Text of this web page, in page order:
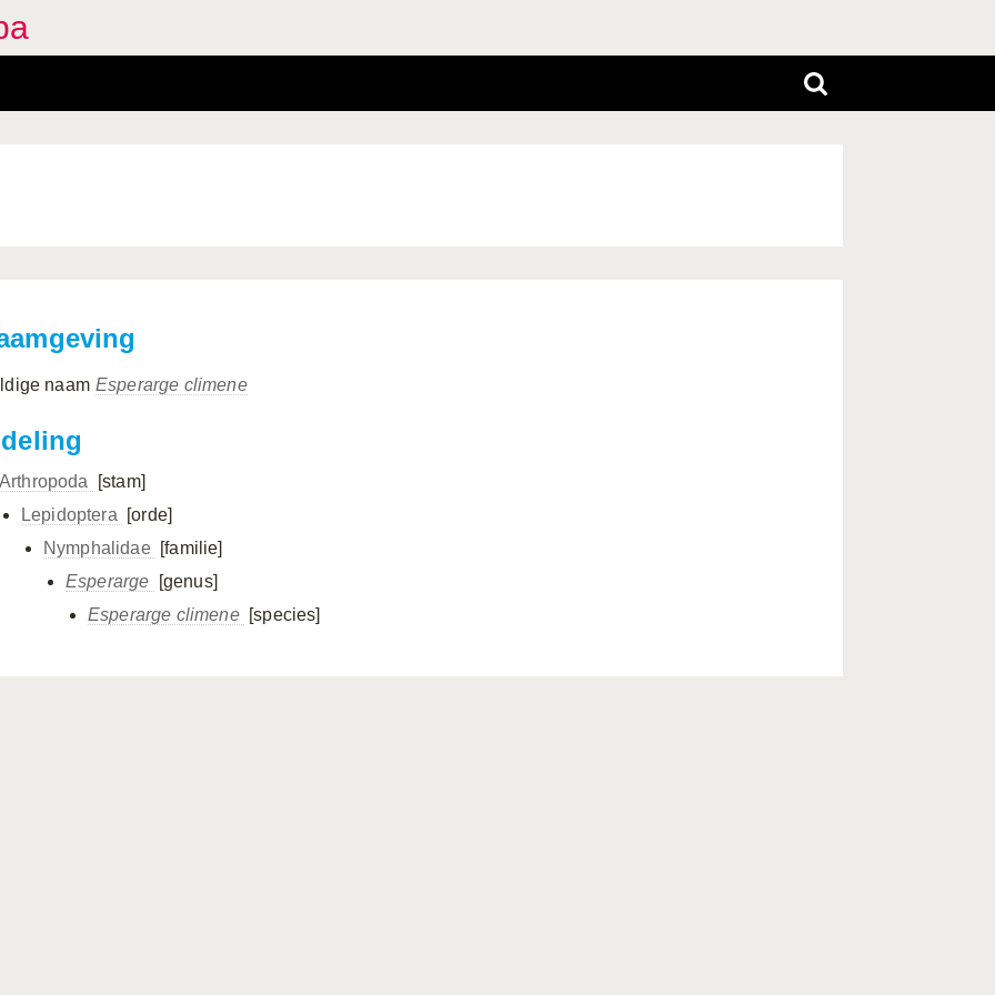
naam Esperarge climene
Arthropoda
[stam]
Lepidoptera
[orde]
Nymphalidae [familie]
Esperarge
[genus]
Esperarge climene
[species]